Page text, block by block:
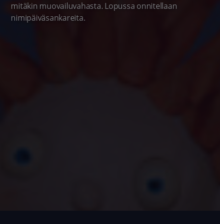
mitäkin muovailuvahasta. Lopussa onnitellaan
nimipäiväsankareita.